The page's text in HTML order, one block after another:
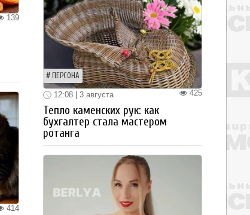
139
414
ПЕРСОНА
425
12:08 | 3 августа
Тепло каменских рук: как
бухгалтер стала мастером
ротанга